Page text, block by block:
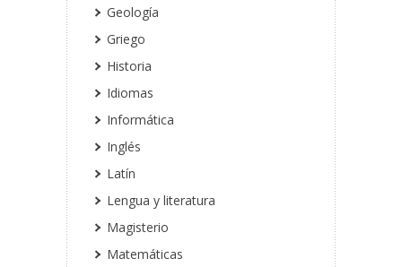
Geología
Griego
Historia
Idiomas
Informática
Inglés
Latín
Lengua y literatura
Magisterio
Matemáticas